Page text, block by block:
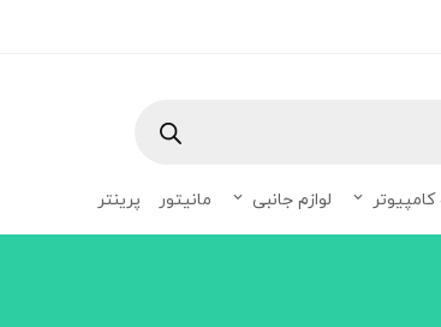
لوازم جانبی مانیتور پرینتر